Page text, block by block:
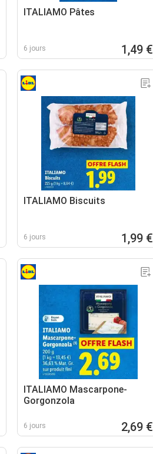
ITALIAMO Pâtes
6 jours 1,49 €
ITALIAMO Biscuits
6 jours 1,99 €
ITALIAMO Mascarpone-
Gorgonzola
6 jours 2,69 €